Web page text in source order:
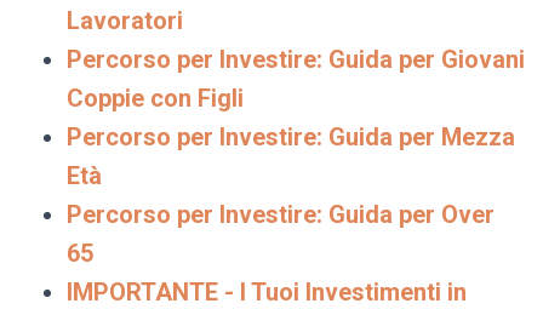
Lavoratori
Percorso per Investire: Guida per Giovani
Coppie con Figli
Percorso per Investire: Guida per Mezza
Età
Percorso per Investire: Guida per Over
65
IMPORTANTE - I Tuoi Investimenti in